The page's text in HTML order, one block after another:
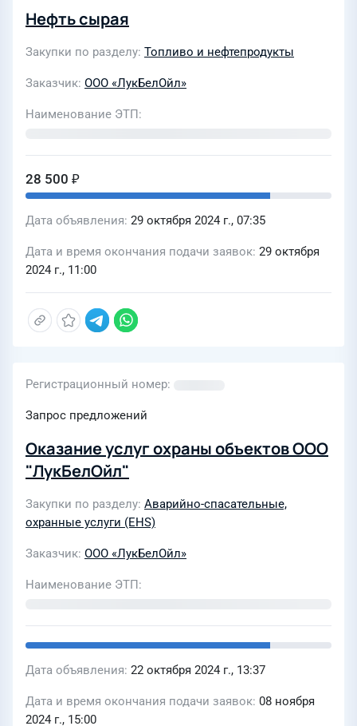
Нефть сырая
Закупки по разделу Топливо и нефтепродукты
Заказчик ООО «ЛукБелОйл»
Наименование ЭТП
28 500 ₽
Дата объявления 29 октября 2024 г., 07:35
Дата и время окончания подачи заявок 29 октября
2024 г., 11:00
Регистрационный номер
Запрос предложений
Оказание услуг охраны объектов ООО
"ЛукБелОйл"
Закупки по разделу Аварийно-спасательные,
охранные услуги (EHS)
Заказчик ООО «ЛукБелОйл»
Наименование ЭТП
Дата объявления 22 октября 2024 г., 13:37
Дата и время окончания подачи заявок 08 ноября
2024 г., 15:00